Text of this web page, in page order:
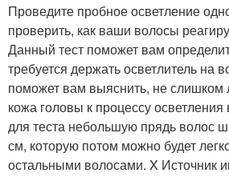
Проведите пробное осветление
проверить, как ваши волосы
Данный тест поможет вам
требуется держать осветлитель на
поможет вам выяснить, не слишком
кожа головы к процессу
для теста небольшую прядь волос
см, которую потом можно будет
остальными волосами. X Источник